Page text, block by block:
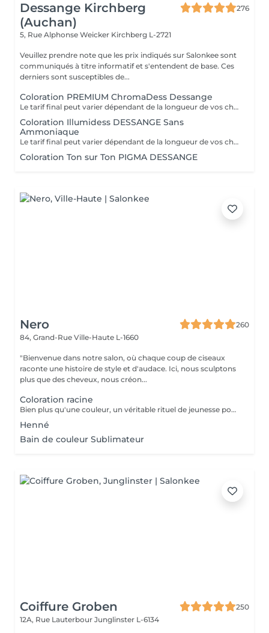
Dessange Kirchberg
(Auchan)
276
5, Rue Alphonse Weicker Kirchberg L-2721
Veuillez prendre note que les prix indiqués sur Salonkee sont
communiqués à titre informatif et s'entendent de base. Ces
derniers sont susceptibles de...
Coloration PREMIUM ChromaDess Dessange
Le tarif final peut varier dépendant de la longueur de vos cheveux ainsi que des soins et produits utilisés.
Coloration Illumidess DESSANGE Sans
Ammoniaque
Le tarif final peut varier dépendant de la longueur de vos cheveux ainsi que des soins et produits utilisés.
Coloration Ton sur Ton PIGMA DESSANGE
Nero
260
84, Grand-Rue Ville-Haute L-1660
"Bienvenue dans notre salon, où chaque coup de ciseaux
raconte une histoire de style et d'audace. Ici, nous sculptons
plus que des cheveux, nous créon...
Coloration racine
Bien plus qu'une couleur, un véritable rituel de jeunesse pour vos cheveux. Enrichie en acide hyaluronique et certifiée avec des extraits de plantes apaisantes (Thé Vert, Calendula), la coloration Multi Complex traite la fibre capillaire pendant le processus de couleur. Elle offre une brillance miroir spectaculaire, une hydratation profonde et un confort absolu pour les cuirs chevelus les plus sensibles. Le choix idéal pour une chevelure douce, renforcée et lumineuse. Découvrez une couleur vibrante et d'une profondeur absolue. La formule classique haute performance Color-Ton de Tocco Magico est spécialement conçue pour garantir une couverture totale et parfaite des cheveux blancs, sans aucune transparence. Grâce à sa richesse en pigments purs, elle offre des reflets intenses, fidèles et une tenue longue durée exceptionnelle. Idéale pour les bruns profonds, les rouges vibrants et les bases impeccables
Henné
Bain de couleur Sublimateur
Coiffure Groben
250
12A, Rue Lauterbour Junglinster L-6134